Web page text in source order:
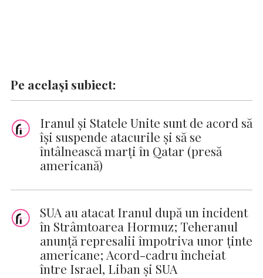
Pe același subiect:
Iranul şi Statele Unite sunt de acord să
îşi suspende atacurile şi să se
întâlnească marţi în Qatar (presă
americană)
SUA au atacat Iranul după un incident
în Strâmtoarea Hormuz; Teheranul
anunță represalii împotriva unor ținte
americane; Acord-cadru încheiat
între Israel, Liban şi SUA